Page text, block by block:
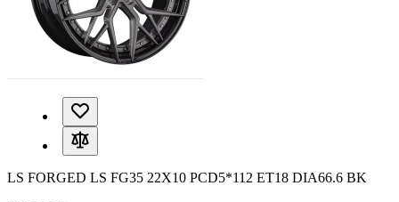
LS FORGED LS FG35 22X10 PCD5*112 ET18 DIA66.6 BK